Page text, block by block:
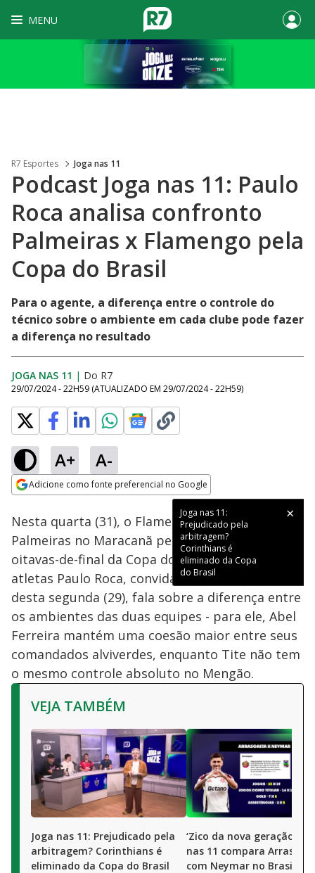
MENU
R7 Esportes Joga nas 11
Podcast Joga nas 11: Paulo
Roca analisa confronto
Palmeiras x Flamengo pela
Copa do Brasil
Para o agente, a diferença entre o controle do
técnico sobre o ambiente em cada clube pode fazer
a diferença no resultado
JOGA NAS 11 | Do R7
29/07/2024 - 22H59 (ATUALIZADO EM 29/07/2024 - 22H59)
A+ A-
Adicione como fonte preferencial no Google
Joga nas 11:
Prejudicado pela
arbitragem?
Corinthians é
eliminado da Copa
do Brasil
Ativar
100.00%
Nesta quarta (31), o Flamengo recebe o
Palmeiras no Maracanã pelo jogo de ida das
oitavas-de-final da Copa do Brasil. O agente de
atletas Paulo Roca, convidado do Joga nas 11
desta segunda (29), fala sobre a diferença entre
os ambientes das duas equipes - para ele, Abel
Ferreira mantém uma coesão maior entre seus
comandados alviverdes, enquanto Tite não tem
o mesmo controle absoluto no Mengão.
VEJA TAMBÉM
Joga nas 11: Prejudicado pela
arbitragem? Corinthians é
eliminado da Copa do Brasil
‘Zico da nova geração’?
nas 11 compara
com Neymar no Brasil